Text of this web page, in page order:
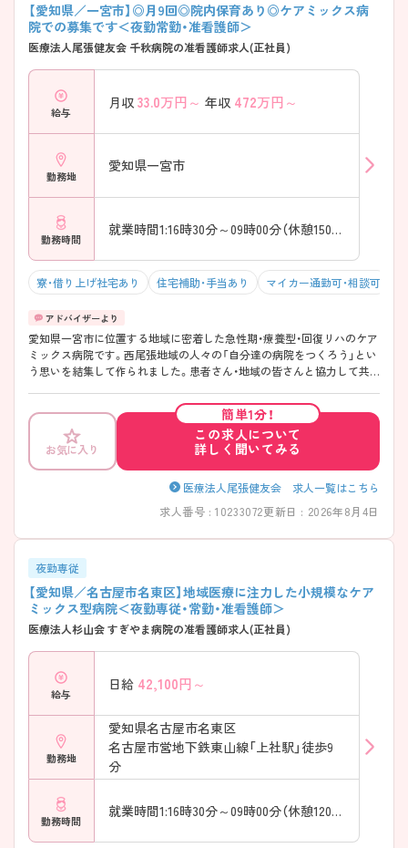
【愛知県／一宮市】◎月9回◎院内保育あり◎ケアミックス病
院での募集です＜夜勤常勤・准看護師＞
医療法人尾張健友会 千秋病院の准看護師求人(正社員)
給与
月収 33.0万円～ 年収 472万円～
勤務地
愛知県一宮市
勤務時間
就業時間1:16時30分～09時00分（休憩150分）
寮・借り上げ社宅あり 住宅補助・手当あり マイカー通勤可・相談可
愛知県一宮市に位置する地域に密着した急性期・療養型・回復リハのケア
ミックス病院です。西尾張地域の人々の「自分達の病院をつくろう」とい
う思いを結集して作られました。患者さん・地域の皆さんと協力して共
24時間保育所を完備しており働きやすい環境が整っています。 ご興味を
お持ちの方には詳細の情報や面接のポイントをお伝えしますのでお気軽
にお問い合わせくださいませ。
お気に入り
簡単1分！
この求人について
詳しく聞いてみる
医療法人尾張健友会 求人一覧はこちら
求人番号 : 10233072更新日 : 2026年8月4日
夜勤専従
【愛知県／名古屋市名東区】地域医療に注力した小規模なケア
ミックス型病院＜夜勤専従・常勤・准看護師＞
医療法人杉山会 すぎやま病院の准看護師求人(正社員)
給与
日給 42,100円～
勤務地
愛知県名古屋市名東区
名古屋市営地下鉄東山線「上社駅」徒歩9
分
勤務時間
就業時間1:16時30分～09時00分（休憩120分）